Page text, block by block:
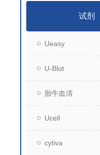
试剂
Ueasy
U-Blot
胎牛血清
Ucell
cytiva